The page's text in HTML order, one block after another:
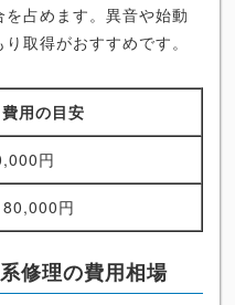
占めます。異音や始動
取得がおすすめです。
費用の目安
円
円
修理の費用相場